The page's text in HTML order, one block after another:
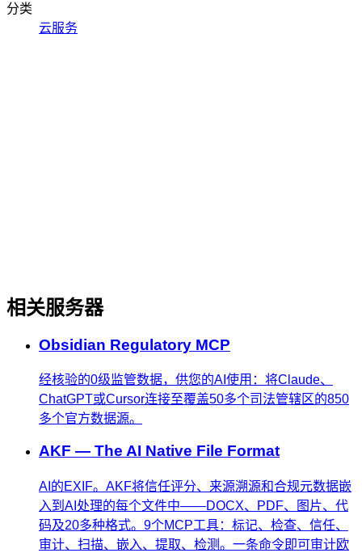
分类
云服务
相关服务器
Obsidian Regulatory MCP
经核验的0级监管数据，供您的AI使用：将Claude、
ChatGPT或Cursor连接至覆盖50多个司法管辖区的850
多个官方数据源。
AKF — The AI Native File Format
AI的EXIF。AKF将信任评分、来源溯源和合规元数据嵌
入到AI处理的每个文件中——DOCX、PDF、图片、代
码及20多种格式。9个MCP工具：标记、检查、信任、
审计、扫描、嵌入、提取、检测。一条命令即可审计欧